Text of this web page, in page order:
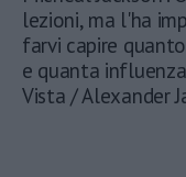
lezioni, ma l'ha
farvi capire
e quanta
Vista / Alexander